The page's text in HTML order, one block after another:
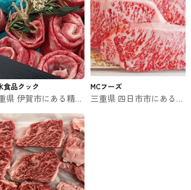
食品クック
県 伊賀市にある精肉
賀牛専門店 精肉の
なが #食品
MCフーズ
三重県 四日市市にある伊